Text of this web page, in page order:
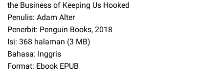
the Business of Keeping Us Hooked
Penulis: Adam Alter
Penerbit: Penguin Books, 2018
Isi: 368 halaman (3 MB)
Bahasa: Inggris
Format: Ebook EPUB